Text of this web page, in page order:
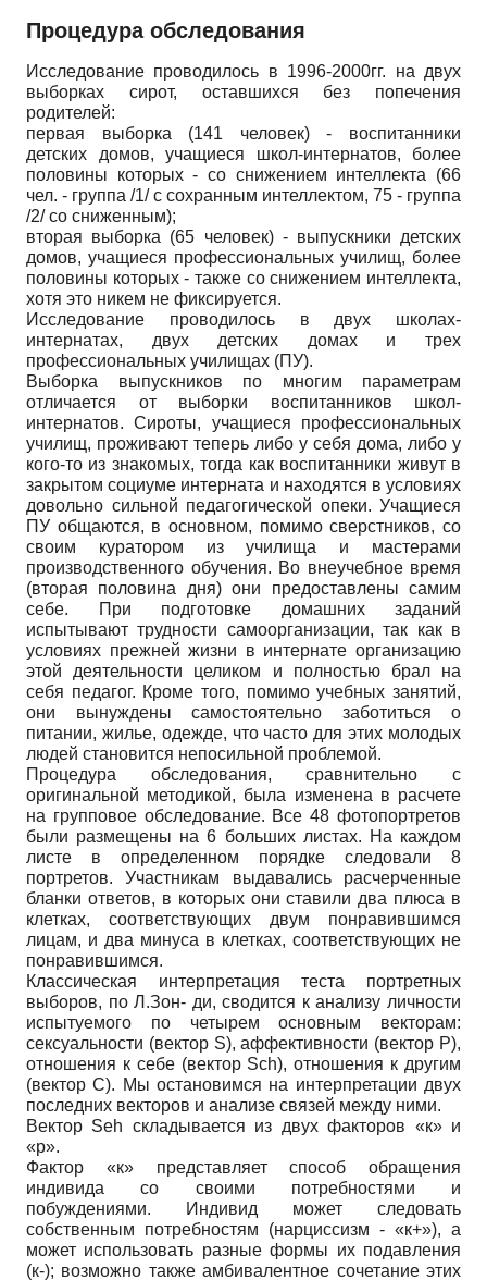
Процедура обследования
Исследование проводилось в 1996-2000гг. на двух
выборках сирот, оставшихся без попечения
родителей:
первая выборка (141 человек) - воспитанники
детских домов, учащиеся школ-интернатов, более
половины которых - со снижением интеллекта (66
чел. - группа /1/ с сохранным интеллектом, 75 - группа
/2/ со сниженным);
вторая выборка (65 человек) - выпускники детских
домов, учащиеся профессиональных училищ, более
половины которых - также со снижением интеллекта,
хотя это никем не фиксируется.
Исследование проводилось в двух школах-
интернатах, двух детских домах и трех
профессиональных училищах (ПУ).
Выборка выпускников по многим параметрам
отличается от выборки воспитанников школ-
интернатов. Сироты, учащиеся профессиональных
училищ, проживают теперь либо у себя дома, либо у
кого-то из знакомых, тогда как воспитанники живут в
закрытом социуме интерната и находятся в условиях
довольно сильной педагогической опеки. Учащиеся
ПУ общаются, в основном, помимо сверстников, со
своим куратором из училища и мастерами
производственного обучения. Во внеучебное время
(вторая половина дня) они предоставлены самим
себе. При подготовке домашних заданий
испытывают трудности самоорганизации, так как в
условиях прежней жизни в интернате организацию
этой деятельности целиком и полностью брал на
себя педагог. Кроме того, помимо учебных занятий,
они вынуждены самостоятельно заботиться о
питании, жилье, одежде, что часто для этих молодых
людей становится непосильной проблемой.
Процедура обследования, сравнительно с
оригинальной методикой, была изменена в расчете
на групповое обследование. Все 48 фотопортретов
были размещены на 6 больших листах. На каждом
листе в определенном порядке следовали 8
портретов. Участникам выдавались расчерченные
бланки ответов, в которых они ставили два плюса в
клетках, соответствующих двум понравившимся
лицам, и два минуса в клетках, соответствующих не
понравившимся.
Классическая интерпретация теста портретных
выборов, по Л.Зон- ди, сводится к анализу личности
испытуемого по четырем основным векторам:
сексуальности (вектор S), аффективности (вектор Р),
отношения к себе (вектор Sch), отношения к другим
(вектор С). Мы остановимся на интерпретации двух
последних векторов и анализе связей между ними.
Вектор Seh складывается из двух факторов «к» и
«р».
Фактор «к» представляет способ обращения
индивида со своими потребностями и
побуждениями. Индивид может следовать
собственным потребностям (нарциссизм - «к+»), а
может использовать разные формы их подавления
(к-); возможно также амбивалентное сочетание этих